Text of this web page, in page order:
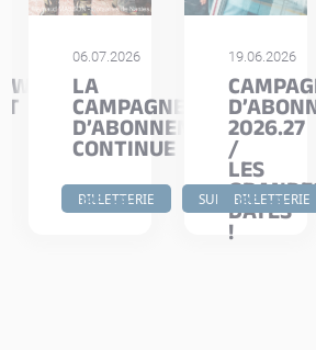
BILLETTERIE SUPPORTERS
06.07.2026
LA
CAMPAGNE
D’ABONNEMENTS
CONTINUE
LIRE BILLETTERIE
19.06.2026
2026.27
/
LES
DATES
!
LIRE